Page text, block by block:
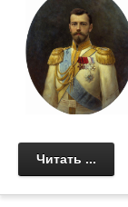
Читать ...